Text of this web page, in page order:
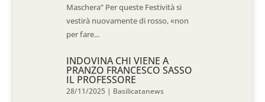
Maschera” Per queste Festività si
vestirà nuovamente di rosso, «non
per fare...
INDOVINA CHI VIENE A
PRANZO FRANCESCO SASSO
IL PROFESSORE
28/11/2025 | Basilicatanews